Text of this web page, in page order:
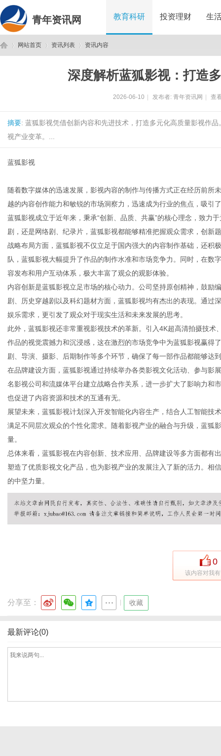
青年资讯网 教育科研 投资理财 生
网站首页 资讯列表 资讯内容
深度解析蓝狐影视：打造
2026-06-10 发布者: 青年资讯网 查
摘要: 蓝狐影视凭借创新内容和先进技术，打造多元化高质量影视作
视产业变革。...
蓝狐影视
随着数字媒体的迅速发展，影视内容的制作与传播方式正在经历前所
越的内容创作能力和敏锐的市场洞察力，迅速成为行业的焦点，吸引
蓝狐影视成立于近年来，秉承“创新、品质、共赢”的核心理念，致力
剧，还是网络剧、纪录片，蓝狐影视都能够精准把握观众需求，创新
战略布局方面，蓝狐影视不仅立足于国内强大的内容制作基础，还积
队，蓝狐影视大幅提升了作品的制作水准和市场竞争力。同时，在数
容发布和用户互动体系，极大丰富了观众的观影体验。
内容创新是蓝狐影视立足市场的核心动力。公司坚持原创精神，鼓励
剧、历史穿越剧以及科幻题材方面，蓝狐影视均有杰出的表现。通过
娱乐需求，更引发了观众对于现实生活和未来发展的思考。
此外，蓝狐影视还非常重视影视技术的革新。引入4K超高清拍摄技
作品的视觉震撼力和沉浸感，这在激烈的市场竞争中为蓝狐影视赢得
剧、导演、摄影、后期制作等多个环节，确保了每一部作品都能够达
在品牌建设方面，蓝狐影视通过持续举办各类影视文化活动、参与影
名影视公司和流媒体平台建立战略合作关系，进一步扩大了影响力和
也促进了内容资源和技术的互通有无。
展望未来，蓝狐影视计划深入开发智能化内容生产，结合人工智能技
满足不同层次观众的个性化需求。随着影视产业的融合与升级，蓝狐
量。
总体来看，蓝狐影视在内容创新、技术应用、品牌建设等多方面都有
塑造了优质影视文化产品，也为影视产业的发展注入了新的活力。相
的中坚力量。
0
该内容对我
分享至： 收藏
最新评论(0)